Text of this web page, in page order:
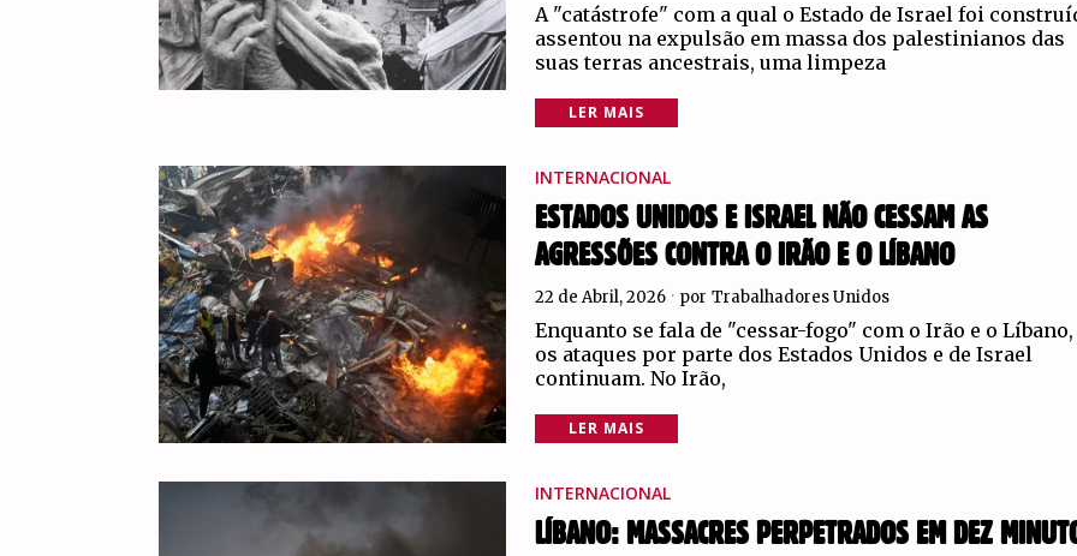
A "catástrofe" com a qual o Estado de Israel foi
assentou na expulsão em massa dos palestinianos das
suas terras ancestrais, uma limpeza
LER MAIS
INTERNACIONAL
ESTADOS UNIDOS E ISRAEL NÃO CESSAM AS
AGRESSÕES CONTRA O IRÃO E O LÍBANO
22 de Abril, 2026 por Trabalhadores Unidos
Enquanto se fala de "cessar-fogo" com o Irão e o Líbano,
os ataques por parte dos Estados Unidos e de Israel
continuam. No Irão,
LER MAIS
INTERNACIONAL
LÍBANO: MASSACRES PERPETRADOS EM DEZ